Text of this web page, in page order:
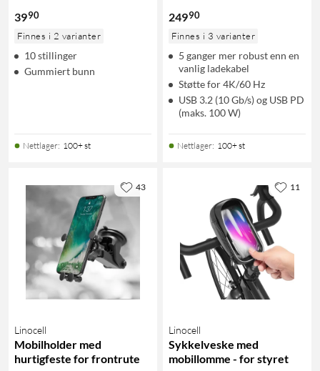
3990
Finnes i 2 varianter
10 stillinger
Gummiert bunn
Nettlager: 100+ st
24990
Finnes i 3 varianter
5 ganger mer robust enn en
vanlig ladekabel
Støtte for 4K/60 Hz
USB 3.2 (10 Gb/s) og USB PD
(maks. 100 W)
Nettlager: 100+ st
Linocell
Mobilholder med
hurtigfeste for frontrute
43
Linocell
Sykkelveske med
mobillomme - for styret
11